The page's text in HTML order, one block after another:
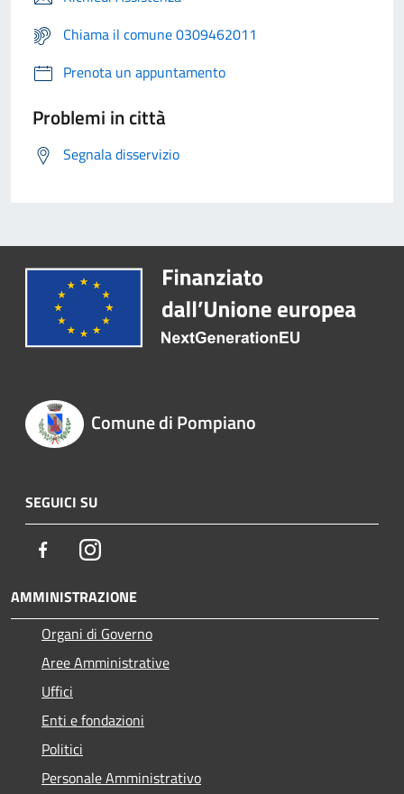
Chiama il comune 0309462011
Prenota un appuntamento
Problemi in città
Segnala disservizio
Comune di Pompiano
SEGUICI SU
FacebookInstagram
AMMINISTRAZIONE
Organi di Governo
Aree Amministrative
Uffici
Enti e fondazioni
Politici
Personale Amministrativo